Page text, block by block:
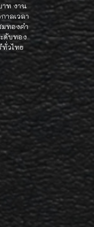
าท งาน
าลเวลา
มทองคำ
ดับทอง
วไทย